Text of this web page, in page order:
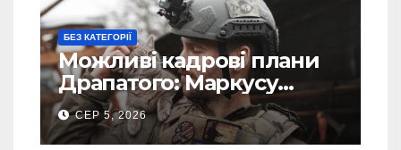
БЕЗ КАТЕГОРІЇ
Можливі кадрові плани
Драпатого: Маркусу
пророкують важливу
посаду у ЗСУ
СЕР 5, 2026